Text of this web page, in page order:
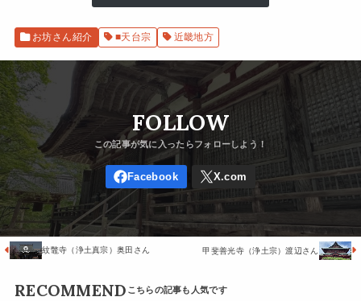
お坊さん紹介 ■天台宗 近畿地方
FOLLOW
紋鼈寺（浄土真宗）奥田さん 甲斐善光寺（浄土宗）渡辺さん
RECOMMEND